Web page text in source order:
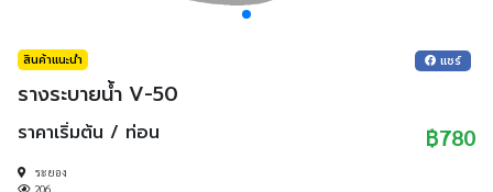
สินค้าแนะนำ แชร์
รางระบายน้ำ V-50
ราคาเริ่มต้น / ท่อน ฿780
ระยอง
206